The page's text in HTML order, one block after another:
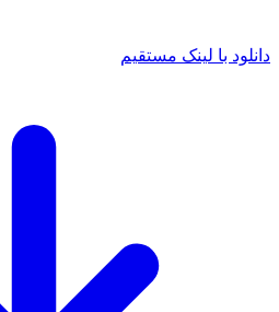
دانلود با لینک مستقیم